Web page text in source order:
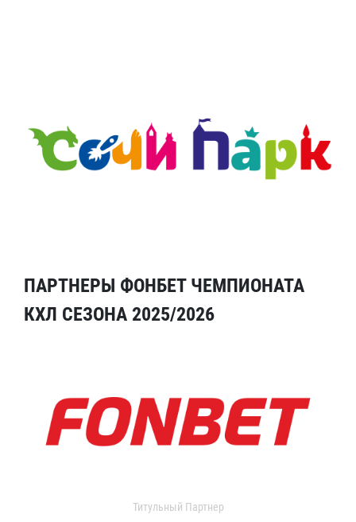
ПАРТНЕРЫ ФОНБЕТ ЧЕМПИОНАТА
КХЛ СЕЗОНА 2025/2026
Титульный Партнер